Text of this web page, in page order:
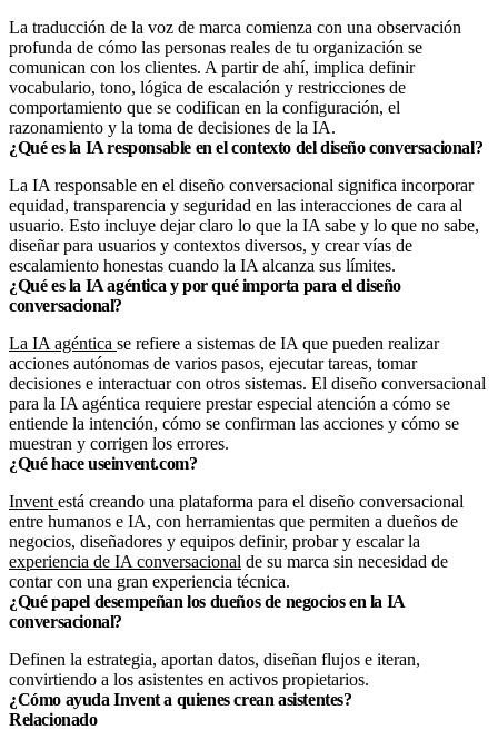
La traducción de la voz de marca comienza con una observación
profunda de cómo las personas reales de tu organización se
comunican con los clientes. A partir de ahí, implica definir
vocabulario, tono, lógica de escalación y restricciones de
comportamiento que se codifican en la configuración, el
razonamiento y la toma de decisiones de la IA.
¿Qué es la IA responsable en el contexto del diseño conversacional?
La IA responsable en el diseño conversacional significa incorporar
equidad, transparencia y seguridad en las interacciones de cara al
usuario. Esto incluye dejar claro lo que la IA sabe y lo que no sabe,
diseñar para usuarios y contextos diversos, y crear vías de
escalamiento honestas cuando la IA alcanza sus límites.
¿Qué es la IA agéntica y por qué importa para el diseño
conversacional?
La IA agéntica se refiere a sistemas de IA que pueden realizar
acciones autónomas de varios pasos, ejecutar tareas, tomar
decisiones e interactuar con otros sistemas. El diseño conversacional
para la IA agéntica requiere prestar especial atención a cómo se
entiende la intención, cómo se confirman las acciones y cómo se
muestran y corrigen los errores.
¿Qué hace useinvent.com?
Invent está creando una plataforma para el diseño conversacional
entre humanos e IA, con herramientas que permiten a dueños de
negocios, diseñadores y equipos definir, probar y escalar la
experiencia de IA conversacional de su marca sin necesidad de
contar con una gran experiencia técnica.
¿Qué papel desempeñan los dueños de negocios en la IA
conversacional?
Definen la estrategia, aportan datos, diseñan flujos e iteran,
convirtiendo a los asistentes en activos propietarios.
¿Cómo ayuda Invent a quienes crean asistentes?
Relacionado